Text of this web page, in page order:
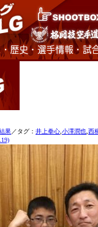
果／タグ： 井上拳心 小澤潤也 西